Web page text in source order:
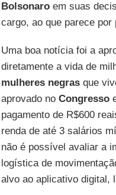
Bolsonaroem suas
cargo, ao que parece
Uma boa notícia foi a
diretamente a vida de
mulheres negrasque
aprovado no Congresso
pagamento de R$600
renda de até 3 salários
não é possível avaliar a
logística de
alvo ao aplicativo digital,